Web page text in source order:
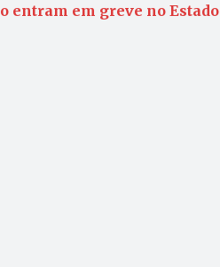
entram em greve no Estado